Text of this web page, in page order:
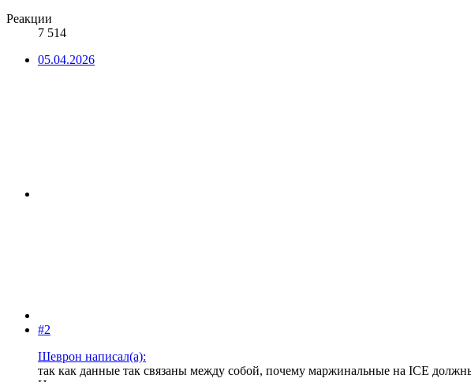
Реакции
7 514
05.04.2026
#2
Шеврон написал(а):
так как данные так связаны между собой, почему маржинальные на ICE